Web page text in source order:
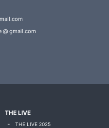
gmail.com
THE LIVE
THE LIVE 2025